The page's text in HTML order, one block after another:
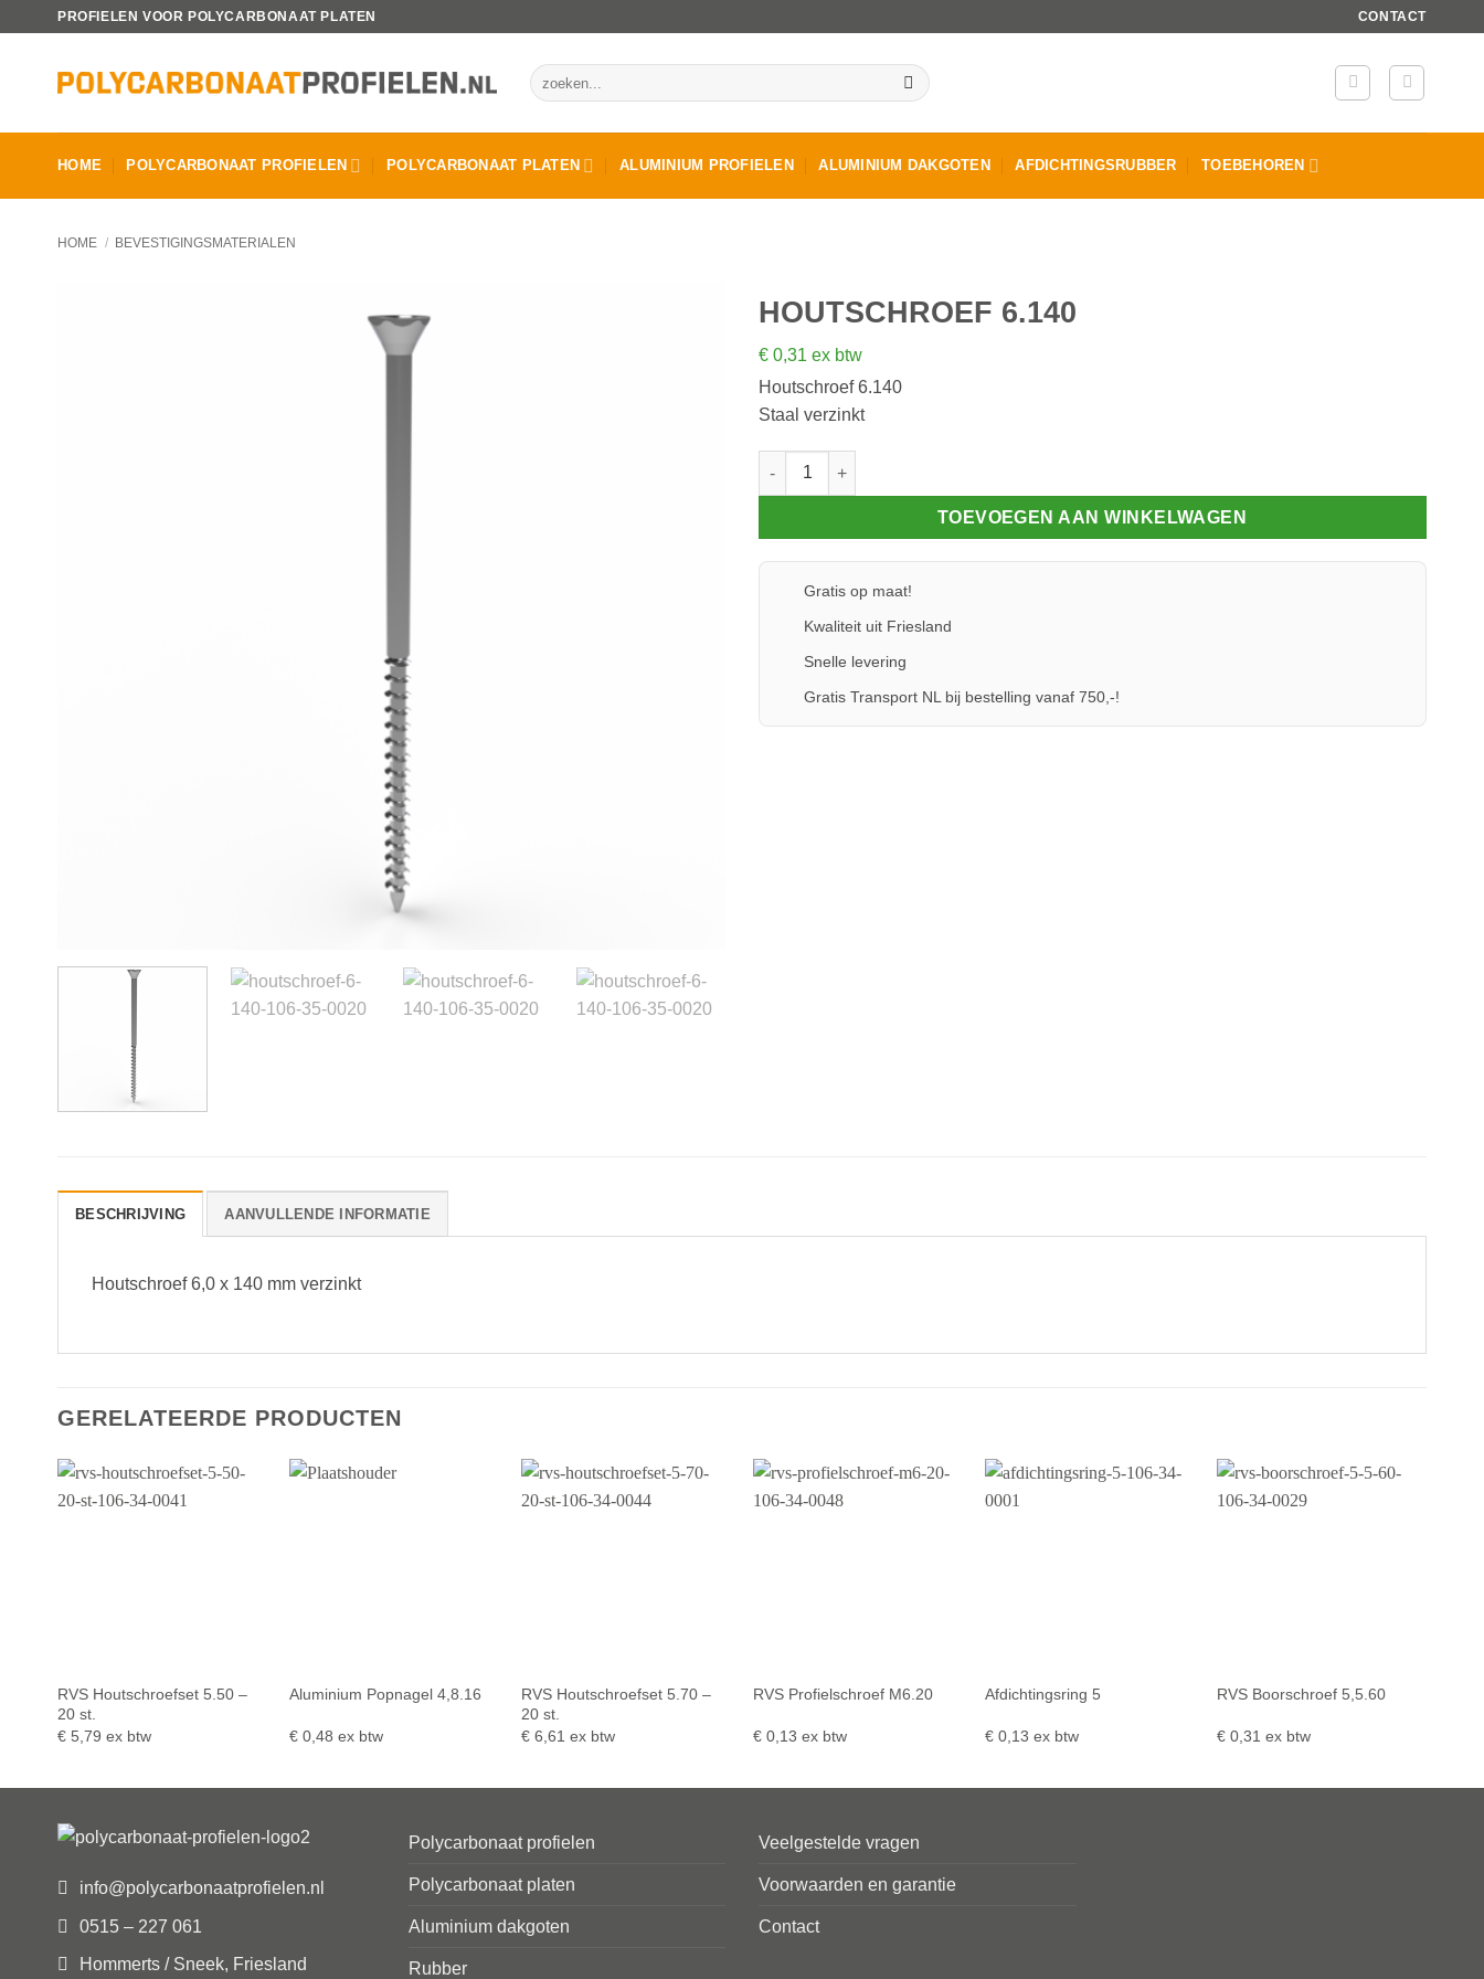
PROFIELEN VOOR POLYCARBONAAT PLATEN CONTACT
Zoeken
naar:
HOME POLYCARBONAAT PROFIELEN POLYCARBONAAT PLATEN ALUMINIUM PROFIELEN ALUMINIUM DAKGOTEN AFDICHTINGSRUBBER TOEBEHOREN
HOME / BEVESTIGINGSMATERIALEN
HOUTSCHROEF 6.140
€ 0,31 ex btw
Houtschroef 6.140
Staal verzinkt
Houtschroef 6.140 aantal
TOEVOEGEN AAN WINKELWAGEN
Gratis op maat!
Kwaliteit uit Friesland
Snelle levering
Gratis Transport NL bij bestelling vanaf 750,-!
BESCHRIJVING AANVULLENDE INFORMATIE
Houtschroef 6,0 x 140 mm verzinkt
GERELATEERDE PRODUCTEN
RVS Houtschroefset 5.50 –
20 st.
€5,79 ex btw
Aluminium Popnagel 4,8.16
€0,48 ex btw
RVS Houtschroefset 5.70 –
20 st.
€6,61 ex btw
RVS Profielschroef M6.20
€0,13 ex btw
Afdichtingsring 5
€0,13 ex btw
RVS Boorschroef 5,5.60
€0,31 ex btw
info@polycarbonaatprofielen.nl
0515 – 227 061
Hommerts / Sneek, Friesland
Polycarbonaat profielen
Polycarbonaat platen
Aluminium dakgoten
Rubber
Veelgestelde vragen
Voorwaarden en garantie
Contact